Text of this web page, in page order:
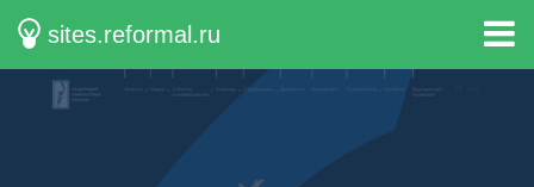
sites.reformal.ru